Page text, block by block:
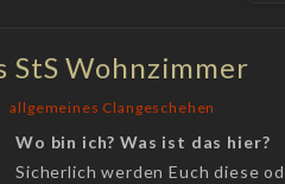
StS Wohnzimmer
allgemeines Clangeschehen
Wo bin ich? Was ist das hier?
Sicherlich werden Euch diese